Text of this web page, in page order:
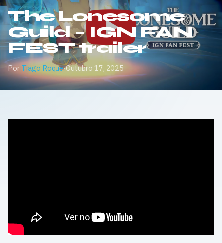
The Lonesome
Guild – IGN FAN
FEST trailer
Por Tiago Roque·Outubro 17, 2025